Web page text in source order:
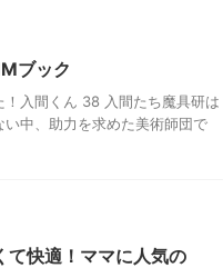
ブック
！入間くん 38 入間たち魔具研は
中、助力を求めた美術師団で
て快適！ママに人気の